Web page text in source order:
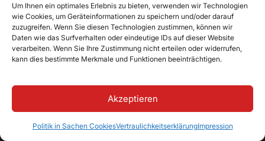
Um Ihnen ein optimales Erlebnis zu bieten, verwenden wir Technologien
wie Cookies, um Geräteinformationen zu speichern und/oder darauf
zuzugreifen. Wenn Sie diesen Technologien zustimmen, können wir
Daten wie das Surfverhalten oder eindeutige IDs auf dieser Website
verarbeiten. Wenn Sie Ihre Zustimmung nicht erteilen oder widerrufen,
kann dies bestimmte Merkmale und Funktionen beeinträchtigen.
Akzeptieren
Politik in Sachen CookiesVertraulichkeitserklärungImpression
Hybrides Lernen
Unternehmen
Über Classter
Kontakt
Karriere